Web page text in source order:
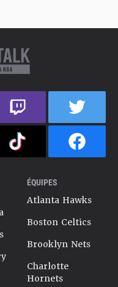
ÉQUIPES
Atlanta Hawks
Boston Celtics
Brooklyn Nets
Charlotte
Hornets